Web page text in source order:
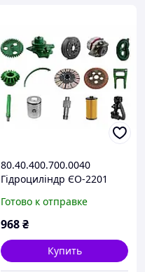
80.40.400.700.0040
Гідроциліндр ЄО-2201
Готово к отправке
968₴
Купить